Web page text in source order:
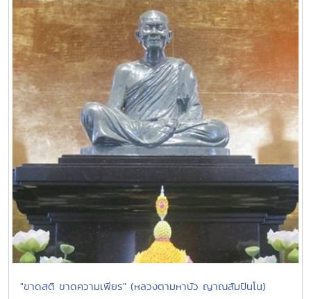
"ขาดสติ ขาดความเพียร" (หลวงตามหาบัว ญาณสัมปันโน)